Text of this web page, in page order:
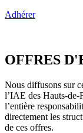
Adhérer
OFFRES
Nous diffusons sur
l’IAE des Hauts-de-
l’entière
directement les
de ces offres.